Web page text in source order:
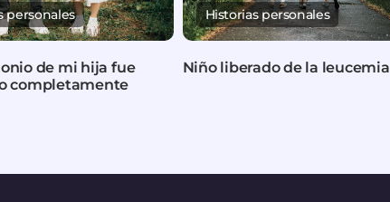
personales
de mi hija fue
completamente
Historias personales
Niño liberado de la leucemia